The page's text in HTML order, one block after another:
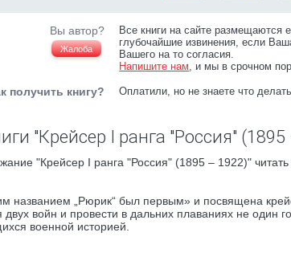
Вы автор?
Жалоба
Все книги на сайте размещаются
глубочайшие извинения, если
Вашего на то согласия.
Напишите нам, и мы в срочном
получить книгу? Оплатили, но не знаете что
"Крейсер I ранга "Россия" (1895
"Крейсер I ранга "Россия" (1895 – 1922)" читать
названием „Рюрик“ был первым» и посвящена
войн и провести в дальних плаваниях не один
военной историей.